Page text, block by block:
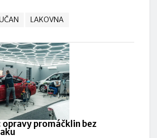
LAKOVNA
opravy promáčklin bez